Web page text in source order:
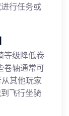
行任务或
等级降低卷
卷轴通常可
其他玩家
飞行坐骑